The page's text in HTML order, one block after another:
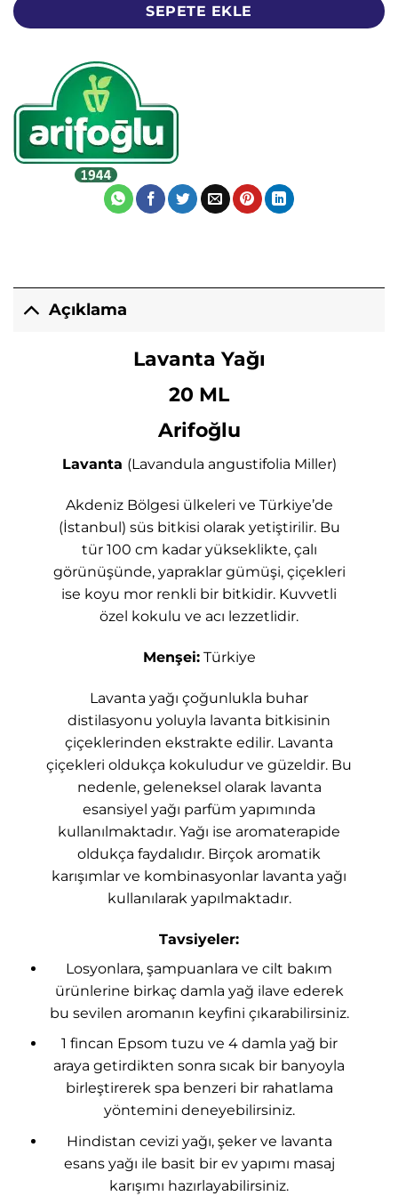
SEPETE EKLE
Açıklama
Lavanta Yağı
20 ML
Arifoğlu
Lavanta (Lavandula angustifolia Miller)
Akdeniz Bölgesi ülkeleri ve Türkiye’de
(İstanbul) süs bitkisi olarak yetiştirilir. Bu
tür 100 cm kadar yükseklikte, çalı
görünüşünde, yapraklar gümüşi, çiçekleri
ise koyu mor renkli bir bitkidir. Kuvvetli
özel kokulu ve acı lezzetlidir.
Menşei:Türkiye
Lavanta yağı çoğunlukla buhar
distilasyonu yoluyla lavanta bitkisinin
çiçeklerinden ekstrakte edilir. Lavanta
çiçekleri oldukça kokuludur ve güzeldir. Bu
nedenle, geleneksel olarak lavanta
esansiyel yağı parfüm yapımında
kullanılmaktadır. Yağı ise aromaterapide
oldukça faydalıdır. Birçok aromatik
karışımlar ve kombinasyonlar lavanta yağı
kullanılarak yapılmaktadır.
Tavsiyeler:
Losyonlara, şampuanlara ve cilt bakım
ürünlerine birkaç damla yağ ilave ederek
bu sevilen aromanın keyfini çıkarabilirsiniz.
1 fincan Epsom tuzu ve 4 damla yağ bir
araya getirdikten sonra sıcak bir banyoyla
birleştirerek spa benzeri bir rahatlama
yöntemini deneyebilirsiniz.
Hindistan cevizi yağı, şeker ve lavanta
esans yağı ile basit bir ev yapımı masaj
karışımı hazırlayabilirsiniz.